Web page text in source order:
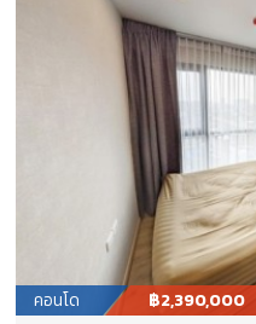
คอนโด ฿2,390,000